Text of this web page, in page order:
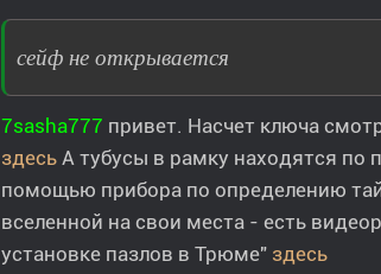
сейф не открывается
7sasha777 привет. Насчет ключа
здесь А тубусы в рамку находятся
помощью прибора по определению
вселенной на свои места - есть
установке пазлов в Трюме" здесь